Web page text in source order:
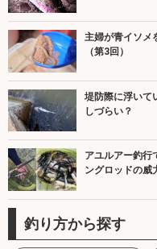
主婦が青イソ
（第3回）
堤防際に浮い
しづらい？
アユルアー釣行
ングロッドの威
釣り方から探す